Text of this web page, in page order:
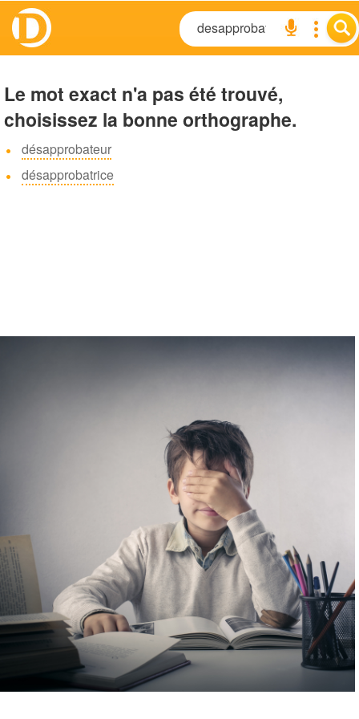
Le mot exact n'a pas été trouvé,
choisissez la bonne orthographe.
désapprobateur
désapprobatrice